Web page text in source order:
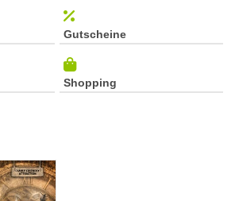
Gutscheine
Shopping